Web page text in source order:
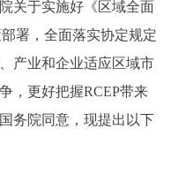
部门服务
投资项目
于实施好《区域全面
署，全面落实协定规定
产业和企业适应区域市
，更好把握RCEP带来
务院同意，现提出以下